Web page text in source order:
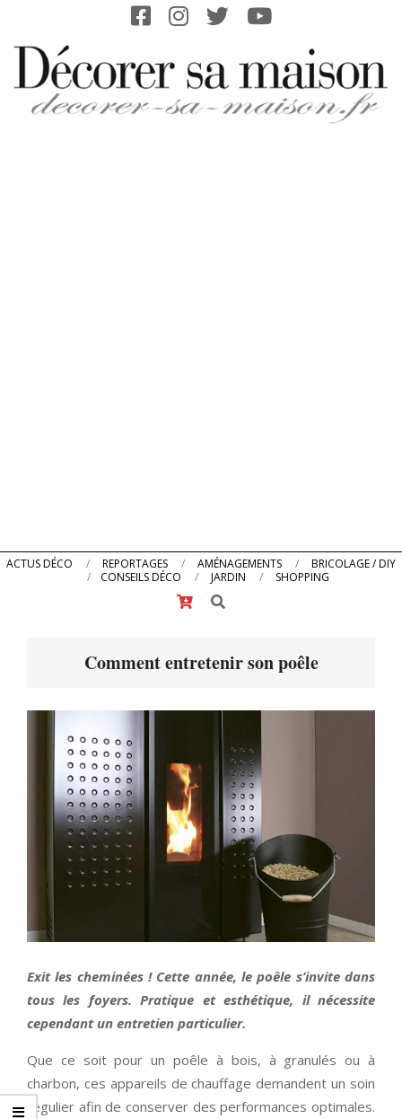
content
Primary
ACTUS DÉCO REPORTAGES AMÉNAGEMENTS
BRICOLAGE / DIY
CONSEILS DÉCO
JARDIN
SHOPPING
Search
Comment entretenir son poêle
Exit les cheminées ! Cette année, le poêle s’invite dans
tous les foyers. Pratique et esthétique, il nécessite
cependant un entretien particulier.
Que ce soit pour un poêle à bois, à granulés ou à
charbon, ces appareils de chauffage demandent un soin
régulier afin de conserver des performances optimales.